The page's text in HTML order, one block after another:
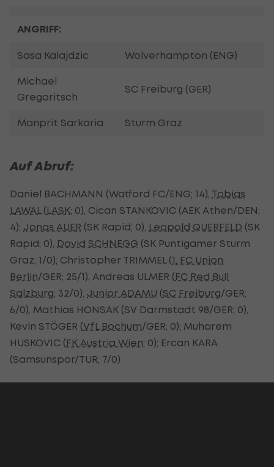
ANGRIFF:
Sasa Kalajdzic Wolverhampton (ENG)
Michael
Gregoritsch
SC Freiburg (GER)
Manprit Sarkaria Sturm Graz
Auf Abruf:
Daniel BACHMANN (Watford FC/ENG; 14), Tobias
LAWAL (LASK; 0), Cican STANKOVIC (AEK Athen/DEN;
4); Jonas AUER (SK Rapid; 0), Leopold QUERFELD (SK
Rapid; 0), David SCHNEGG (SK Puntigamer Sturm
Graz; 1/0); Christopher TRIMMEL (1. FC Union
Berlin/GER; 25/1), Andreas ULMER (FC Red Bull
Salzburg; 32/0), Junior ADAMU (SC Freiburg/GER;
6/0), Mathias HONSAK (SV Darmstadt 98/GER; 0),
Kevin STÖGER (VfL Bochum/GER; 0); Muharem
HUSKOVIC (FK Austria Wien; 0); Ercan KARA
(Samsunspor/TUR; 7/0)